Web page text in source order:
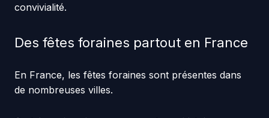
convivialité.
Des fêtes foraines partout en France
En France, les fêtes foraines sont présentes dans
de nombreuses villes.